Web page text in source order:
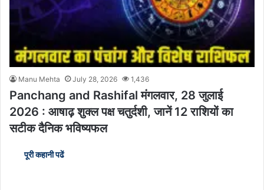
Manu Mehta July 28, 2026 1,436
Panchang and Rashifal मंगलवार, 28 जुलाई
2026 : आषाढ़ शुक्ल पक्ष चतुर्दशी, जानें 12 राशियों का
सटीक दैनिक भविष्यफल
पूरी कहानी पढें